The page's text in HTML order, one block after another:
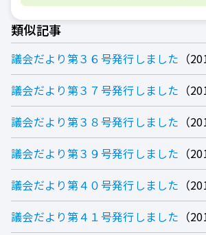
類似記事
議会だより第３６号発行しました
議会だより第３７号発行しました
議会だより第３８号発行しました
議会だより第３９号発行しました
議会だより第４０号発行しました
議会だより第４１号発行しました